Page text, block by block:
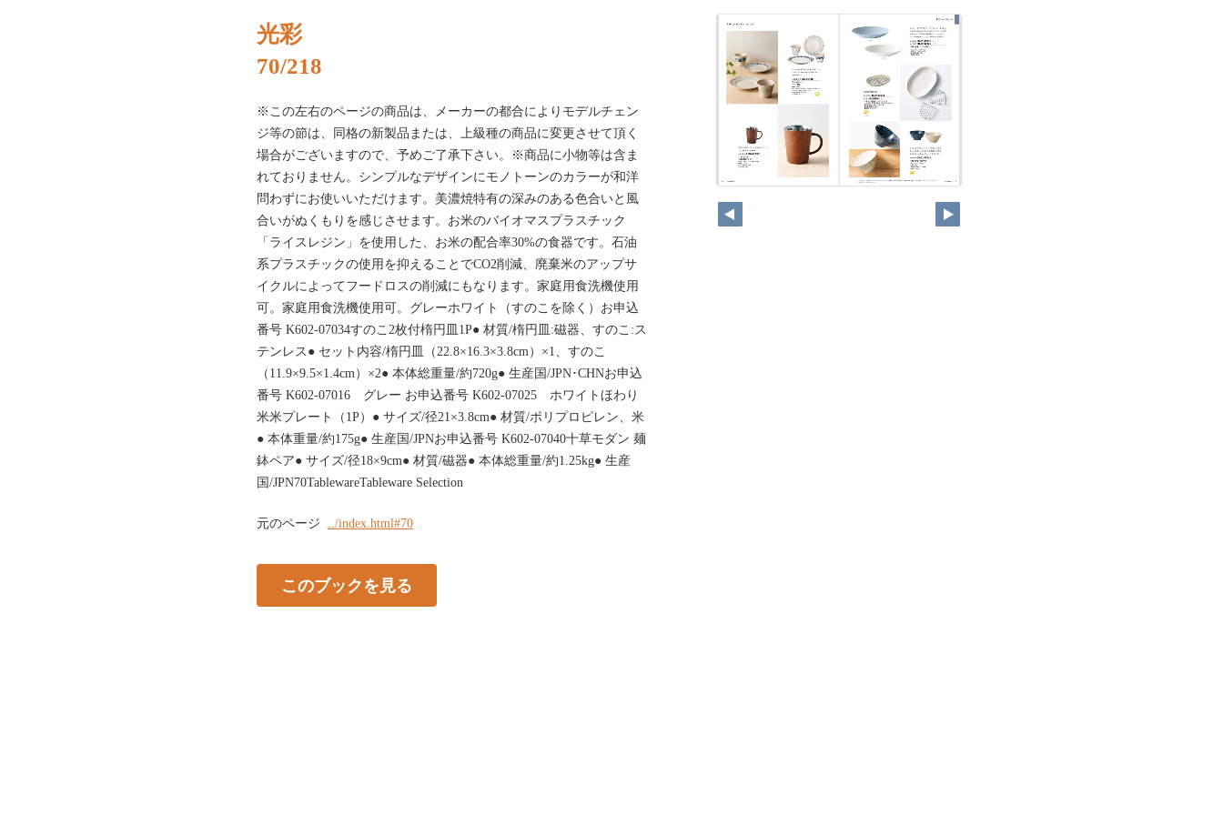
光彩
70/218
※この左右のページの商品は、メーカーの都合によりモデルチェン
ジ等の節は、同格の新製品または、上級種の商品に変更させて頂く
場合がございますので、予めご了承下さい。※商品に小物等は含ま
れておりません。シンプルなデザインにモノトーンのカラーが和洋
問わずにお使いいただけます。美濃焼特有の深みのある色合いと風
合いがぬくもりを感じさせます。お米のバイオマスプラスチック
「ライスレジン」を使用した、お米の配合率30%の食器です。石油
系プラスチックの使用を抑えることでCO2削減、廃棄米のアップサ
イクルによってフードロスの削減にもなります。家庭用食洗機使用
可。家庭用食洗機使用可。グレーホワイト（すのこを除く）お申込
番号 K602-07034すのこ2枚付楕円皿1P● 材質/楕円皿:磁器、すのこ:ス
テンレス● セット内容/楕円皿（22.8×16.3×3.8cm）×1、すのこ
（11.9×9.5×1.4cm）×2● 本体総重量/約720g● 生産国/JPN･CHNお申込
番号 K602-07016 グレー お申込番号 K602-07025 ホワイトほわり
米米プレート（1P）● サイズ/径21×3.8cm● 材質/ポリプロピレン、米
● 本体重量/約175g● 生産国/JPNお申込番号 K602-07040十草モダン 麺
鉢ペア● サイズ/径18×9cm● 材質/磁器● 本体総重量/約1.25kg● 生産
国/JPN70TablewareTableware Selection
元のページ ../index.html#70
このブックを見る